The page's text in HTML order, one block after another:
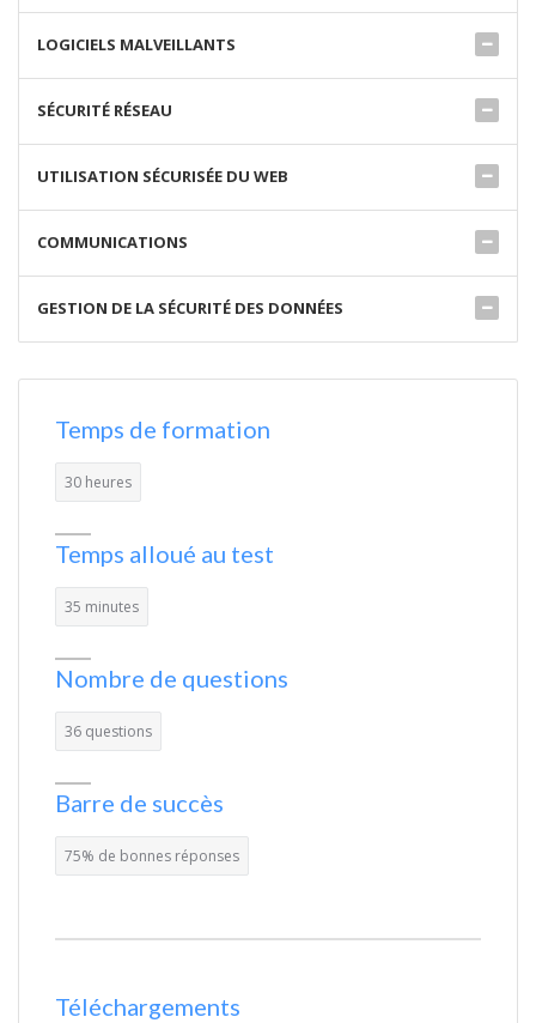
LOGICIELS MALVEILLANTS
SÉCURITÉ RÉSEAU
UTILISATION SÉCURISÉE DU WEB
COMMUNICATIONS
GESTION DE LA SÉCURITÉ DES DONNÉES
Temps de formation
30 heures
Temps alloué au test
35 minutes
Nombre de questions
36 questions
Barre de succès
75% de bonnes réponses
Téléchargements